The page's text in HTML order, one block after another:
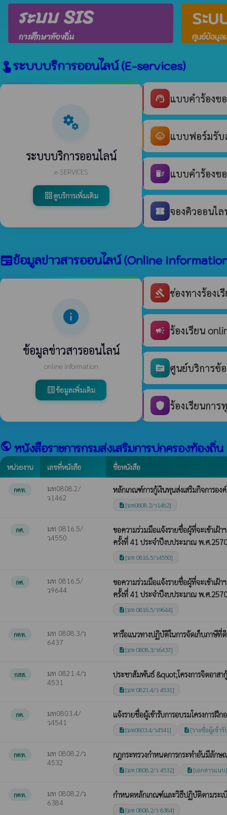
ระบบ SIS
การศึกษาท้องถิ่น
ระบ
ศูนย์ข้อมูล
touch_appระบบบริการออนไลน์ (E-services)
miscellaneous_services
ระบบบริการออนไลน์
e-SERVICES
grid_viewดูบริการเพิ่มเติม
support_agent แบบคำร้องข
child_care แบบฟอร์มรับ
delete_sweep แบบคำร้องข
confirmation_number จองคิวออนไ
newspaperข้อมูลข่าวสารออนไลน์ (Online
info
ข้อมูลข่าวสารออนไลน์
online information
list_altข้อมูลเพิ่มเติม
gavel ช่องทางร้อง
campaign ร้องเรียน
source ศูนย์บริการข้
shield ร้องเรียนกา
public หนังสือราชการกรมส่งเสริมการปกครองท้องถิ่น
หน่วยงาน เลขที่หนังสือ ชื่อหนังสือ
กคท.
มท0808.2/
ว1462
หลักเกณฑ์การกู้เงินทุนส่งเสริมกิจการอง
description [มท0808.2/ว1462]
กศ.
มท 0816.5/
ว4550
ขอความร่วมมือแจ้งรายชื่อผู้ที่จะเข้าเฝ้
ครั้งที่ 41 ประจำปีงบประมาณ พ.ศ.2570
description [มท 0816.5/ว4550]
กศ.
มท 0816.5/
ว9644
ขอความร่วมมือแจ้งรายชื่อผู้ที่จะเข้าเฝ้
ครั้งที่ 41 ประจำปีงบประมาณ พ.ศ.2570
description [มท 0816.5/ว9644]
กคท.
มท 0808.3/ว
6437
หารือแนวทางปฏิบัติในการจัดเก็บภาษีที่
description [มท 0808.3/ว6437]
กสส.
มท 0821.4/ว
4531
ประชาสัมพันธ์ &quot;โครงการจิตอาส
description [มท 0821.4/ว 4531]
กค.
มท0803.4/
ว4541
แจ้งรายชื่อผู้เข้ารับการอบรมโครงการ
description [มท0803.4/ว4541] description [รายชื่อผู้เข้ารั
กคท.
มท 0808.2/ว
4532
กฎกระทรวงกำหนดการกระทำอันมีลักษ
description [มท 0808.2/ว 4532] description [เอกสารแนบ]
กคท.
มท 0808.2/ว
6384
กำหนดหลักเกณฑ์และวิธีปฏิบัติตามระเ
description [มท 0808.2/ว 6384]